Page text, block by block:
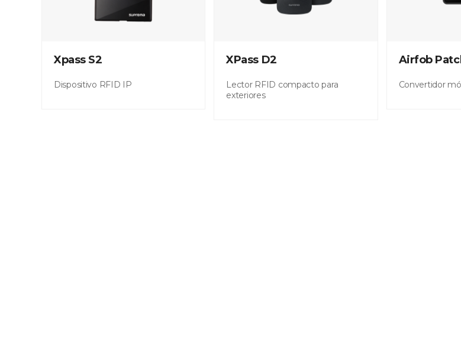
Xpass S2
Dispositivo RFID IP
XPass D2
Lector RFID compacto para
exteriores
Airfob
Convertidor